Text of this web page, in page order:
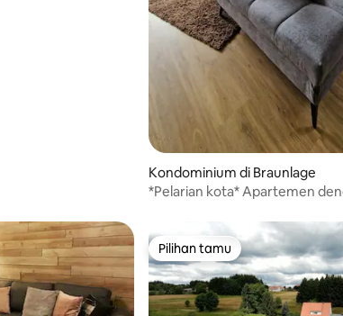
Kondominium di Braunlage
*Pelarian kota* Apartemen
Pilihan tamu
Pilihan tamu